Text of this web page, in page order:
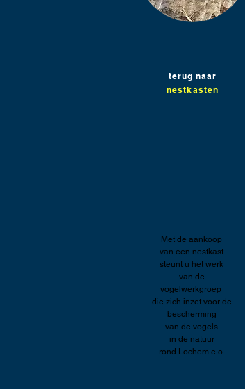
terug naar
nestkasten
Met de aankoop
van een nestkast
steunt u het werk
van de
vogelwerkgroep
die zich inzet voor de
bescherming
van de vogels
in de natuur
rond Lochem e.o.